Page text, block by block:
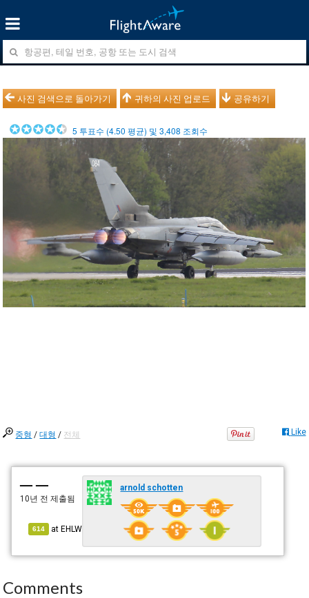
사진 검색으로 돌아가기 귀하의 사진 업로드 공유하기
5 투표수 (4.50 평균) 및3,408 조회수
중형 /대형 / 전체 Like
— —
10년 전 제출됨
614 atEHLW
arnold schotten
Comments